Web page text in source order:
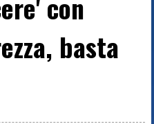
basta